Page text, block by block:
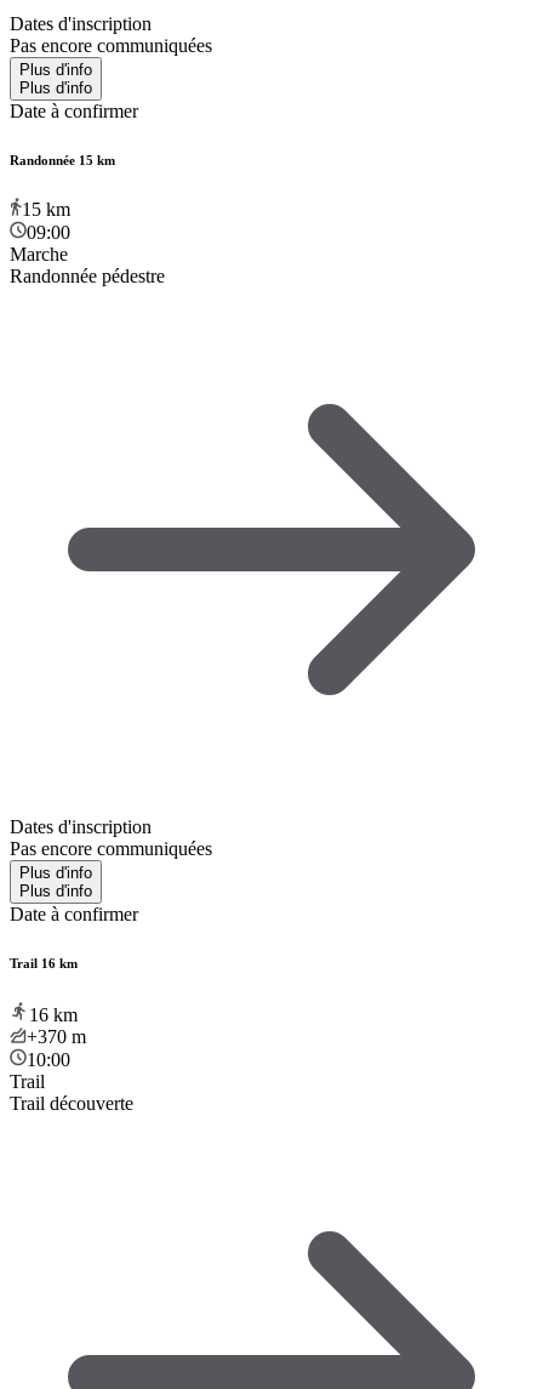
Dates d'inscription
Pas encore communiquées
Plus d'info
Plus d'info
Date à confirmer
Randonnée 15 km
15 km
09:00
Marche
Randonnée pédestre
Dates d'inscription
Pas encore communiquées
Plus d'info
Plus d'info
Date à confirmer
Trail 16 km
16 km
+370 m
10:00
Trail
Trail découverte